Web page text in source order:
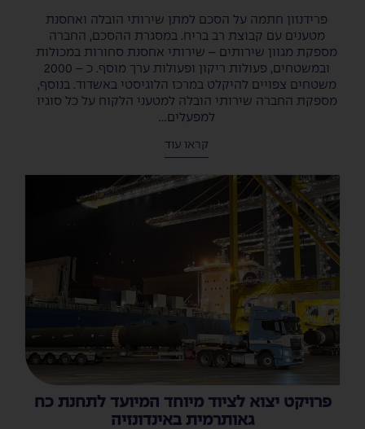
פרידנזון חתמה על הסכם למתן שירותי הובלה ואחסנת
מטענים עם קבוצת רב בריח. במסגרת ההסכם, החברה
מספקת מגוון שירותים – שירותי אחסנת סחורות במכולות
ובמשטחים, פעולות ריקון ופעולות ערך מוסף. כ – 2000
משטחים צפויים להיקלט במרכז הלוגיסטי באשדוד. בנוסף,
מספקת החברה שירותי הובלה למטעני הלקוח על כל סוגיו
למפעלים...
קראו עוד
פרויקט יצוא לציוד מיוחד המיועד לתחנת כח
גאותרמית באינדונזיה